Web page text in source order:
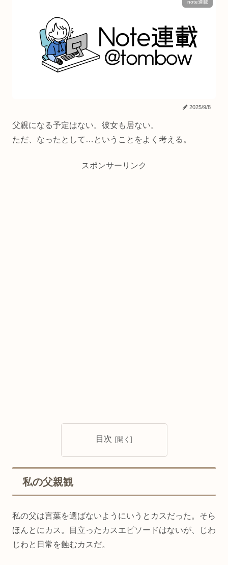
note連載
2025/9/8
父親になる予定はない。彼女も居ない。
ただ、なったとして…ということをよく考える。
スポンサーリンク
目次
私の父親観
私の父は言葉を選ばないようにいうとカスだった。そら
ほんとにカス。目立ったカスエピソードはないが、じわ
じわと日常を蝕むカスだ。